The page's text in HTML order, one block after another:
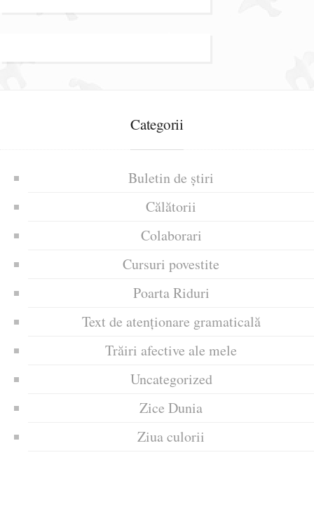
Categorii
Buletin de știri
Călătorii
Colaborari
Cursuri povestite
Poarta Riduri
Text de atenționare gramaticală
Trăiri afective ale mele
Uncategorized
Zice Dunia
Ziua culorii